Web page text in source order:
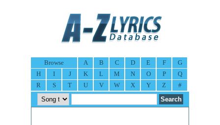
Browse A B C D E F
G
H
I J K L M N O P
Q
R
S T U V W X Y Z #